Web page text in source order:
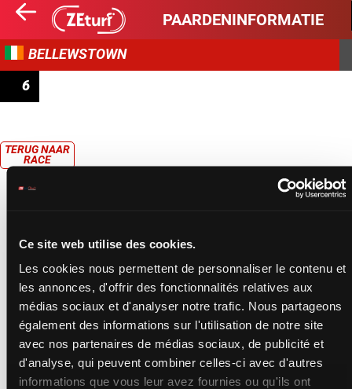
Ce site web utilise des cookies.
Les cookies nous permettent de personnaliser le contenu et
les annonces, d'offrir des fonctionnalités relatives aux
médias sociaux et d'analyser notre trafic. Nous partageons
également des informations sur l'utilisation de notre site
avec nos partenaires de médias sociaux, de publicité et
d'analyse, qui peuvent combiner celles-ci avec d'autres
informations que vous leur avez fournies ou qu'ils ont
PAARDENINFORMATIE
BELLEWSTOWN
6
PELOTON)
TERUG NAAR
RACE